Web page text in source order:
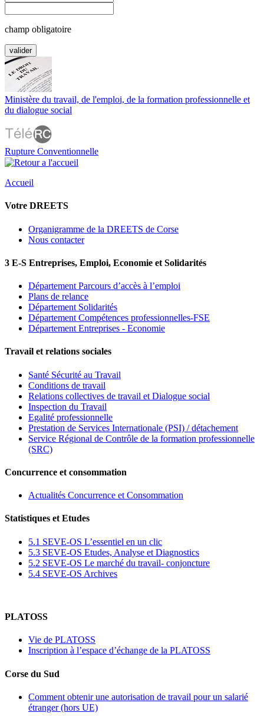
champ obligatoire
Ministère du travail, de l'emploi, de la formation professionnelle et
du dialogue social
Rupture Conventionnelle
Accueil
Votre DREETS
Organigramme de la DREETS de Corse
Nous contacter
3 E-S Entreprises, Emploi, Economie et Solidarités
Département Parcours d’accès à l’emploi
Plans de relance
Département Solidarités
Département Compétences professionnelles-FSE
Département Entreprises - Economie
Travail et relations sociales
Santé Sécurité au Travail
Conditions de travail
Relations collectives de travail et Dialogue social
Inspection du Travail
Egalité professionnelle
Prestation de Services Internationale (PSI) / détachement
Service Régional de Contrôle de la formation professionnelle
(SRC)
Concurrence et consommation
Actualités Concurrence et Consommation
Statistiques et Etudes
5.1 SEVE-OS L’essentiel en un clic
5.3 SEVE-OS Etudes, Analyse et Diagnostics
5.2 SEVE-OS Le marché du travail- conjoncture
5.4 SEVE-OS Archives
PLATOSS
Vie de PLATOSS
Inscription à l’espace d’échange de la PLATOSS
Corse du Sud
Comment obtenir une autorisation de travail pour un salarié
étranger (hors UE)